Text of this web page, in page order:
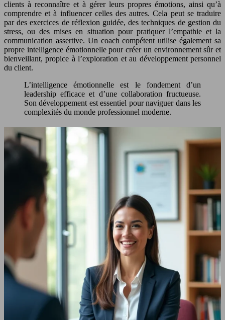
clients à reconnaître et à gérer leurs propres émotions, ainsi qu’à
comprendre et à influencer celles des autres. Cela peut se traduire
par des exercices de réflexion guidée, des techniques de gestion du
stress, ou des mises en situation pour pratiquer l’empathie et la
communication assertive. Un coach compétent utilise également sa
propre intelligence émotionnelle pour créer un environnement sûr et
bienveillant, propice à l’exploration et au développement personnel
du client.
L’intelligence émotionnelle est le fondement d’un
leadership efficace et d’une collaboration fructueuse.
Son développement est essentiel pour naviguer dans les
complexités du monde professionnel moderne.